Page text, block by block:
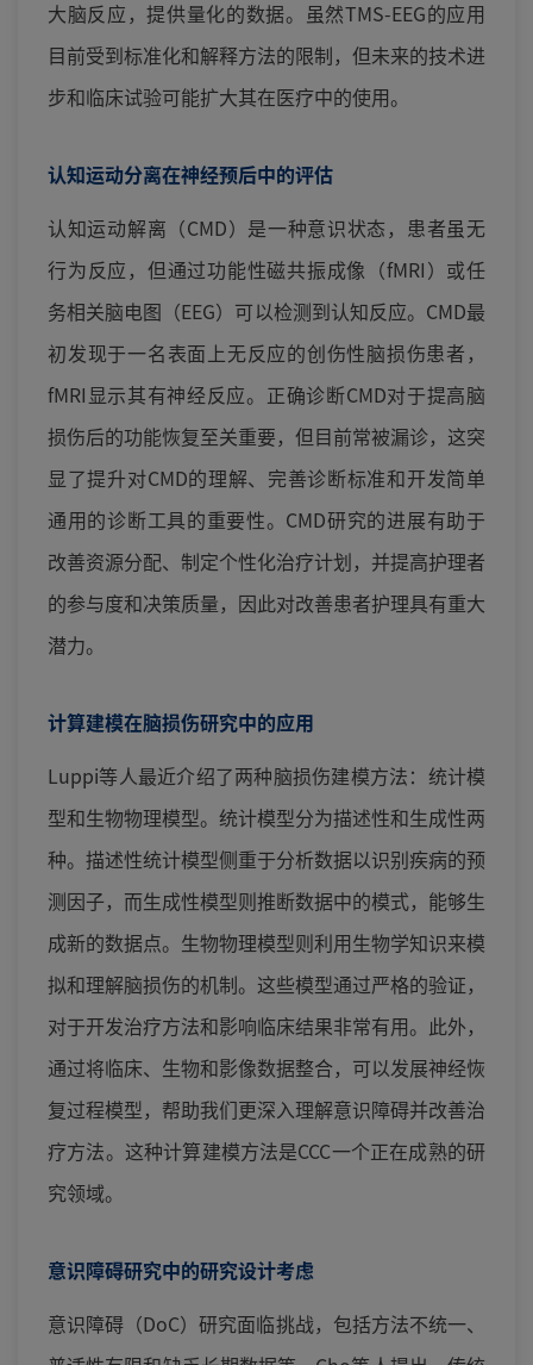
大脑反应，提供量化的数据。虽然TMS-EEG的应用
目前受到标准化和解释方法的限制，但未来的技术进
步和临床试验可能扩大其在医疗中的使用。
认知运动分离在神经预后中的评估
认知运动解离（CMD）是一种意识状态，患者虽无
行为反应，但通过功能性磁共振成像（fMRI）或任
务相关脑电图（EEG）可以检测到认知反应。CMD最
初发现于一名表面上无反应的创伤性脑损伤患者，
fMRI显示其有神经反应。正确诊断CMD对于提高脑
损伤后的功能恢复至关重要，但目前常被漏诊，这突
显了提升对CMD的理解、完善诊断标准和开发简单
通用的诊断工具的重要性。CMD研究的进展有助于
改善资源分配、制定个性化治疗计划，并提高护理者
的参与度和决策质量，因此对改善患者护理具有重大
潜力。
计算建模在脑损伤研究中的应用
Luppi等人最近介绍了两种脑损伤建模方法：统计模
型和生物物理模型。统计模型分为描述性和生成性两
种。描述性统计模型侧重于分析数据以识别疾病的预
测因子，而生成性模型则推断数据中的模式，能够生
成新的数据点。生物物理模型则利用生物学知识来模
拟和理解脑损伤的机制。这些模型通过严格的验证，
对于开发治疗方法和影响临床结果非常有用。此外，
通过将临床、生物和影像数据整合，可以发展神经恢
复过程模型，帮助我们更深入理解意识障碍并改善治
疗方法。这种计算建模方法是CCC一个正在成熟的研
究领域。
意识障碍研究中的研究设计考虑
意识障碍（DoC）研究面临挑战，包括方法不统一、